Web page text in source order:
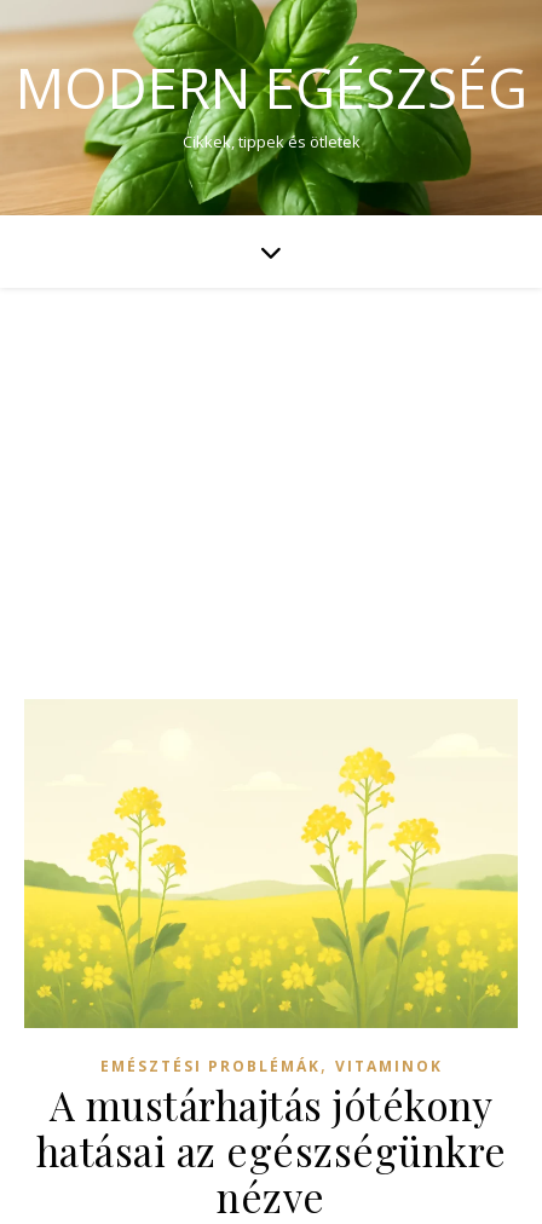
MODERN EGÉSZSÉG
Cikkek, tippek és ötletek
EMÉSZTÉSI PROBLÉMÁK, VITAMINOK
A mustárhajtás jótékony
hatásai az egészségünkre
nézve